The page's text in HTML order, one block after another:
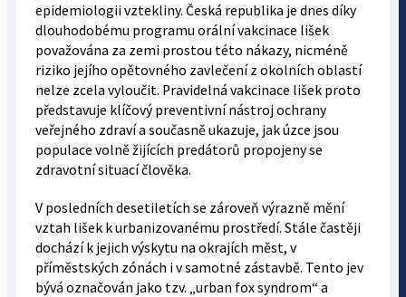
epidemiologii vztekliny. Česká republika je dnes díky
dlouhodobému programu orální vakcinace lišek
považována za zemi prostou této nákazy, nicméně
riziko jejího opětovného zavlečení z okolních oblastí
nelze zcela vyloučit. Pravidelná vakcinace lišek proto
představuje klíčový preventivní nástroj ochrany
veřejného zdraví a současně ukazuje, jak úzce jsou
populace volně žijících predátorů propojeny se
zdravotní situací člověka.
V posledních desetiletích se zároveň výrazně mění
vztah lišek k urbanizovanému prostředí. Stále častěji
dochází k jejich výskytu na okrajích měst, v
příměstských zónách i v samotné zástavbě. Tento jev
bývá označován jako tzv. „urban fox syndrom“ a